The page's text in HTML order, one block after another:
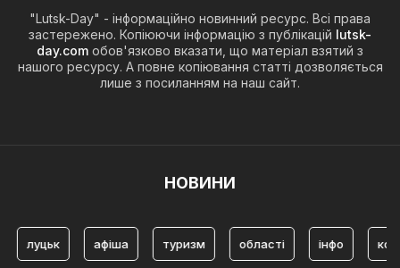
"Lutsk-Day" - інформаційно новинний ресурс. Всі права
застережено. Копіюючи інформацію з публікацій lutsk-
day.com обов'язково вказати, що матеріал взятий з
нашого ресурсу. А повне копіювання статті дозволяється
лише з посиланням на наш сайт.
НОВИНИ
луцьк афіша туризм області інфо